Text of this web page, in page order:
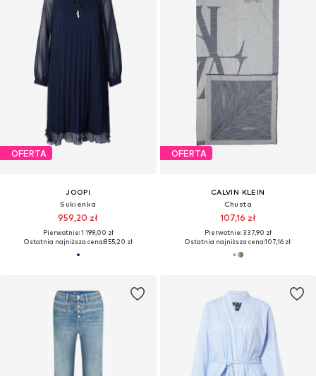
OFERTA
JOOP!
Sukienka
959,20 zł
Pierwotnie: 1 199,00 zł
Ostatnia najniższa cena:855,20 zł
OFERTA
CALVIN KLEIN
Chusta
107,16 zł
Pierwotnie: 337,90 zł
Ostatnia najniższa cena:107,16 zł